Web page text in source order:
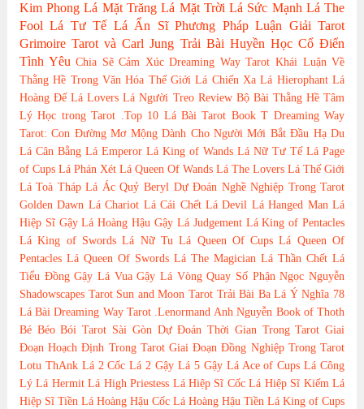
Kim Phong Lá Mặt Trăng Lá Mặt Trời Lá Sức Mạnh Lá The
Fool Lá Tư Tế Lá Ẩn Sĩ Phương Pháp Luận Giải Tarot
Grimoire Tarot và Carl Jung Trải Bài Huyền Học Cổ Điển
Tình Yêu Chia Sẽ Cảm Xúc Dreaming Way Tarot Khái Luận Về
Thằng Hề Trong Văn Hóa Thế Giới Lá Chiến Xa Lá Hierophant Lá
Hoàng Đế Lá Lovers Lá Người Treo Review Bộ Bài Thằng Hề Tâm
Lý Học trong Tarot
.Top 10 Lá Bài Tarot Book T Dreaming Way
Tarot: Con Đường Mơ Mộng Dành Cho Người Mới Bắt Đầu Hạ Du
Lá Cân Bằng Lá Emperor Lá King of Wands Lá Nữ Tư Tế Lá Page
of Cups Lá Phán Xét Lá Queen Of Wands Lá The Lovers Lá Thế Giới
Lá Toà Tháp Lá Ác Quỷ Beryl Dự Đoán Nghề Nghiệp Trong Tarot
Golden Dawn Lá Chariot Lá Cái Chết Lá Devil Lá Hanged Man Lá
Hiệp Sĩ Gậy Lá Hoàng Hậu Gậy Lá Judgement Lá King of Pentacles
Lá King of Swords Lá Nữ Tu Lá Queen Of Cups Lá Queen Of
Pentacles Lá Queen Of Swords Lá The Magician Lá Thần Chết Lá
Tiểu Đồng Gậy Lá Vua Gậy Lá Vòng Quay Số Phận Ngọc Nguyễn
Shadowscapes Tarot Sun and Moon Tarot Trải Bài Ba Lá Ý Nghĩa 78
Lá Bài Dreaming Way Tarot .Lenormand Anh Nguyễn Book of Thoth
Bé Béo Bói Tarot Sài Gòn Dự Đoán Thời Gian Trong Tarot Giai
Đoạn Hoạch Định Trong Tarot Giai Đoạn Đồng Nghiệp Trong Tarot
Lotu ThAnk Lá 2 Cốc Lá 2 Gậy Lá 5 Gậy Lá Ace of Cups Lá Công
Lý Lá Hermit Lá High Priestess Lá Hiệp Sĩ Cốc Lá Hiệp Sĩ Kiếm Lá
Hiệp Sĩ Tiền Lá Hoàng Hậu Cốc Lá Hoàng Hậu Tiền Lá King of Cups